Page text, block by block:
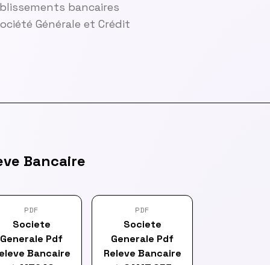
bancaires
Générale et Crédit
Bancaire
PDF
Societe
Generale Pdf
Bancaire
PDF
Societe
Generale Pdf
Releve Bancaire